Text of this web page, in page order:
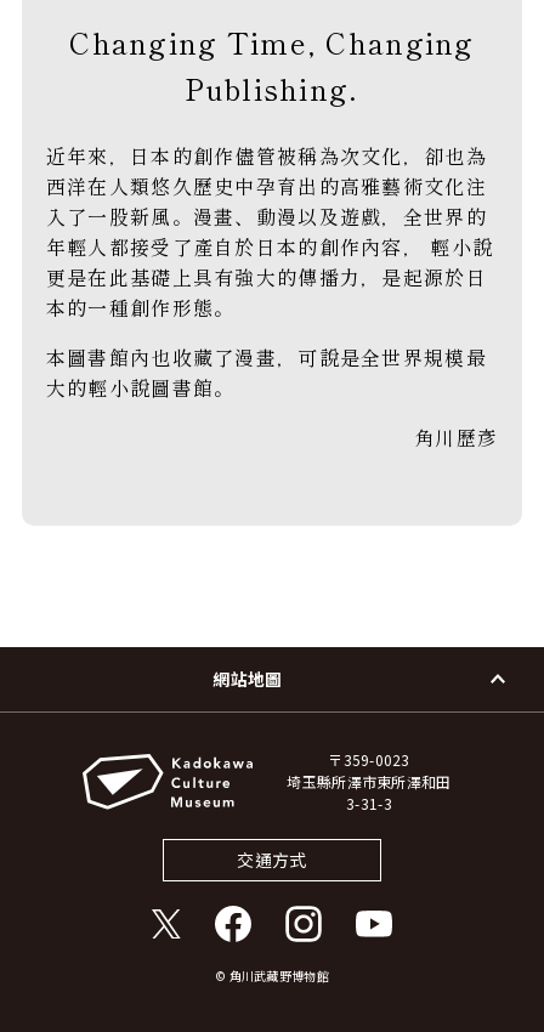
Changing Time, Changing
Publishing.
近年來，日本的創作儘管被稱為次文化，卻也為
西洋在人類悠久歷史中孕育出的高雅藝術文化注
入了一股新風。漫畫、動漫以及遊戲，全世界的
年輕人都接受了產自於日本的創作內容， 輕小說
更是在此基礎上具有強大的傳播力，是起源於日
本的一種創作形態。
本圖書館內也收藏了漫畫，可說是全世界規模最
大的輕小說圖書館。
角川歷彥
網站地圖
〒359-0023
埼玉縣所澤市東所澤和田
3-31-3
交通方式
© 角川武藏野博物館